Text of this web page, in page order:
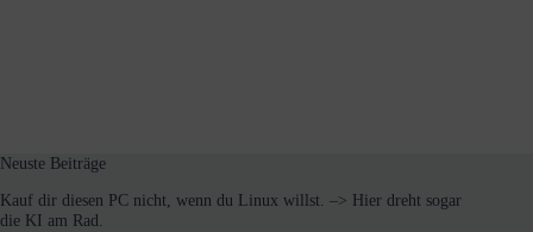
Neuste Beiträge
Kauf dir diesen PC nicht, wenn du Linux willst. –> Hier dreht sogar
die KI am Rad.